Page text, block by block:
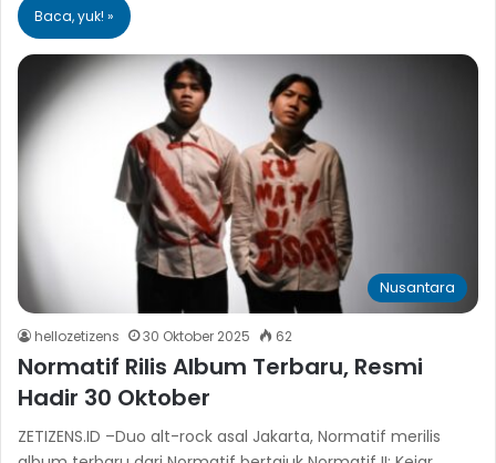
Baca, yuk! »
Nusantara
hellozetizens 30 Oktober 2025 62
Normatif Rilis Album Terbaru, Resmi
Hadir 30 Oktober
ZETIZENS.ID –Duo alt-rock asal Jakarta, Normatif merilis